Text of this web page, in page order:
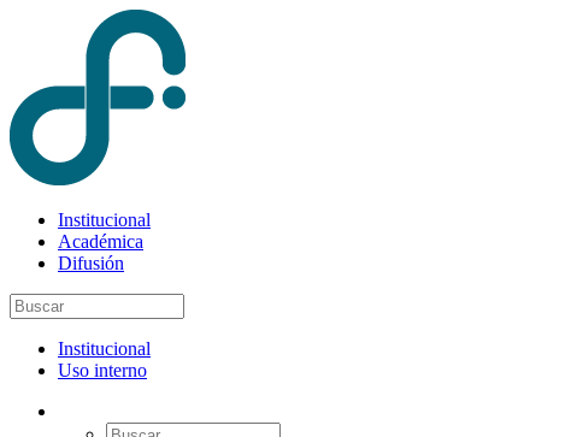
Institucional
Académica
Difusión
Institucional
Uso interno